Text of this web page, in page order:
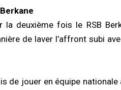
la deuxième fois le RSB
de laver l’affront subi
de jouer en équipe